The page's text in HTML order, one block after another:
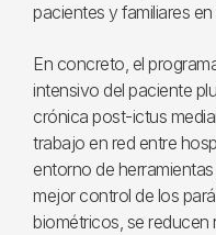
pacientes y familiares
En concreto, el
intensivo del paciente
crónica post-ictus
trabajo en red entre
entorno de
mejor control de los
biométricos, se reducen